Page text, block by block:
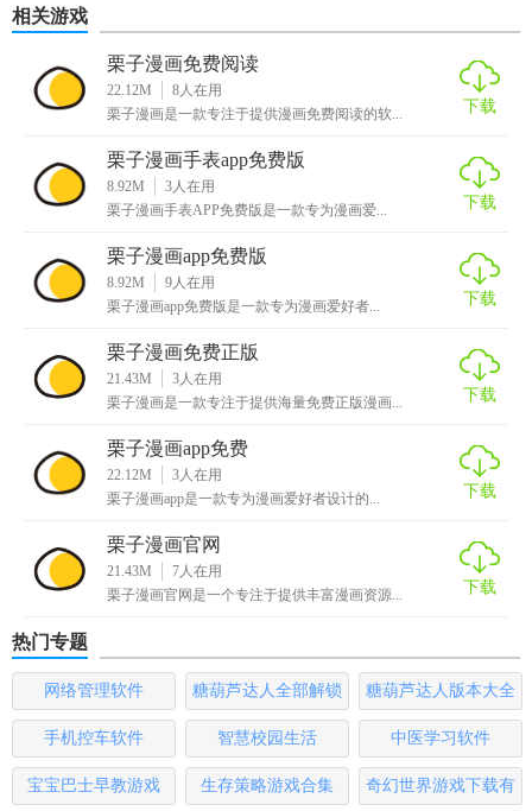
【栗子漫画免费版玩法】
1. 搜索功能：通过关键词快速找到目标漫画。
3. 设置提醒：对关注的漫画设置更新提醒，不错过任何精彩
【栗子漫画免费版测评】
栗子漫画免费版以其丰富的资源、流畅的使用体验以及个性
化的设置赢得了广大漫画迷的喜爱。它不仅是一个优秀的漫
画阅读平台，更是一个漫画爱好者的社区，让用户能够在这
里发现新作品、交流想法，享受纯粹的漫画阅读乐趣。对于
追求高质量漫画阅读体验的用户来说，这是一款不可多得的
应用。
相关游戏
栗子漫画免费阅读
22.12M 8人在用
栗子漫画是一款专注于提供漫画免费阅读的软...
下载
栗子漫画手表app免费版
8.92M 3人在用
栗子漫画手表APP免费版是一款专为漫画爱...
下载
栗子漫画app免费版
8.92M 9人在用
栗子漫画app免费版是一款专为漫画爱好者...
下载
栗子漫画免费正版
21.43M 3人在用
栗子漫画是一款专注于提供海量免费正版漫画...
下载
栗子漫画app免费
22.12M 3人在用
栗子漫画app是一款专为漫画爱好者设计的...
下载
栗子漫画官网
21.43M 7人在用
栗子漫画官网是一个专注于提供丰富漫画资源...
下载
热门专题
网络管理软件
糖葫芦达人全部解锁
版
糖葫芦达人版本大全
手机控车软件 智慧校园生活 中医学习软件
宝宝巴士早教游戏 生存策略游戏合集
奇幻世界游戏下载有